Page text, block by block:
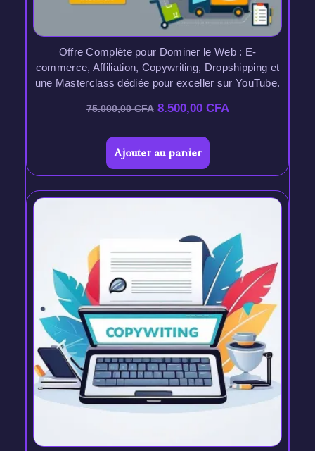
Offre Complète pour Dominer le Web : E-
commerce, Affiliation, Copywriting, Dropshipping et
une Masterclass dédiée pour exceller sur YouTube.
75.000,00CFA 8.500,00 CFA
Ajouter au panier